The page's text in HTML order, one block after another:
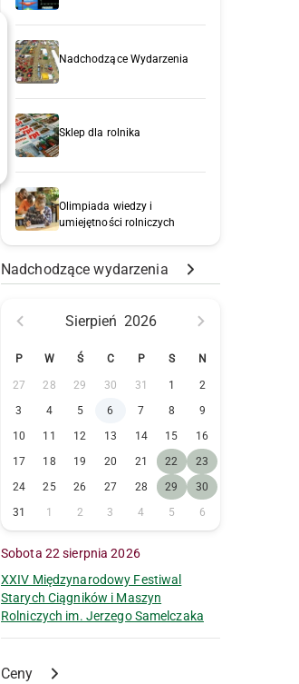
Nadchodzące Wydarzenia
Sklep dla rolnika
Olimpiada wiedzy i
umiejętności rolniczych
Nadchodzące wydarzenia
Sierpień 2026
P W Ś C P S N
27 28 29 30 31 1
2
3
4 5 6 7 8
9
10
11 12 13 14 15
16
17
18 19 20 21 22
23
24
25 26 27 28 29
30
31
1 2 3 4 5 6
Sobota 22 sierpnia 2026
XXIV Międzynarodowy Festiwal
Starych Ciągników i Maszyn
Rolniczych im. Jerzego Samelczaka
Ceny